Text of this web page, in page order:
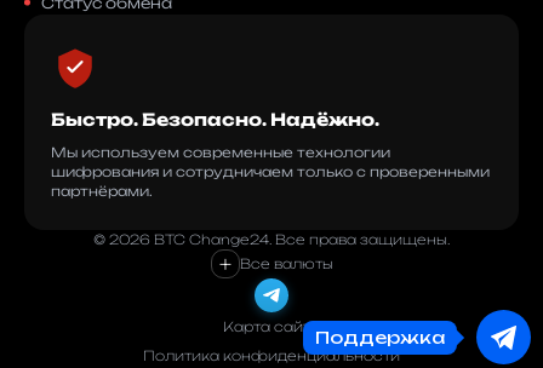
Быстро. Безопасно. Надёжно.
Мы используем современные технологии
шифрования и сотрудничаем только с проверенными
партнёрами.
© 2026 BTC Change24. Все права защищены.
+ Все валюты
Карта сайта
Политика конфиденциальности
Поддержка